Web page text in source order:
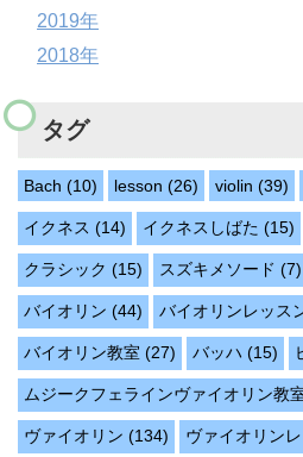
2019年
2018年
タグ
Bach (10) lesson (26) violin (39)
イクネス (14) イクネスしばた (15)
クラシック (15) スズキメソード (7)
バイオリン (44) バイオリンレッス
バイオリン教室 (27) バッハ (15)
ムジークフェラインヴァイオリン教
ヴァイオリン (134) ヴァイオリン